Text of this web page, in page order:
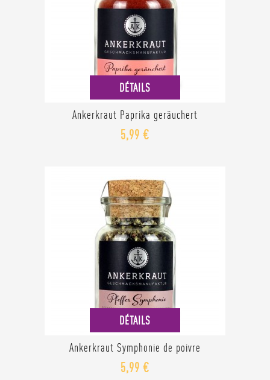
DÉTAILS
Ankerkraut Paprika geräuchert
5,99 €
DÉTAILS
Ankerkraut Symphonie de poivre
5,99 €